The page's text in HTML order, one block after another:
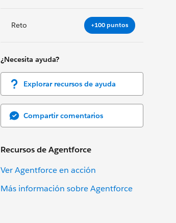
Reto +100 puntos
¿Necesita ayuda?
Explorar recursos de ayuda
Compartir comentarios
Recursos de Agentforce
Ver Agentforce en acción
Más información sobre Agentforce